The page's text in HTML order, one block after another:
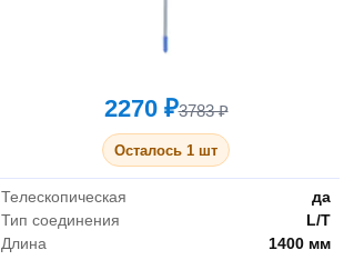
2270 ₽3783 ₽
Осталось 1 шт
Телескопическая
да
Тип соединения
L/T
Длина
1400 мм